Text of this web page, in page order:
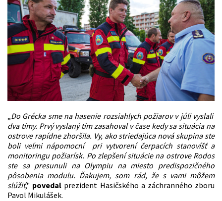
„Do Grécka sme na hasenie rozsiahlych požiarov v júli vyslali
dva tímy. Prvý vyslaný tím zasahoval v čase kedy sa situácia na
ostrove rapídne zhoršila. Vy, ako striedajúca nová skupina ste
boli veľmi nápomocní pri vytvorení čerpacích stanovíšť a
monitoringu požiarísk. Po zlepšení situácie na ostrove Rodos
ste sa presunuli na Olympiu na miesto predispozičného
pôsobenia modulu. Ďakujem, som rád, že s vami môžem
slúžiť," povedal prezident Hasičského a záchranného zboru
Pavol Mikulášek.